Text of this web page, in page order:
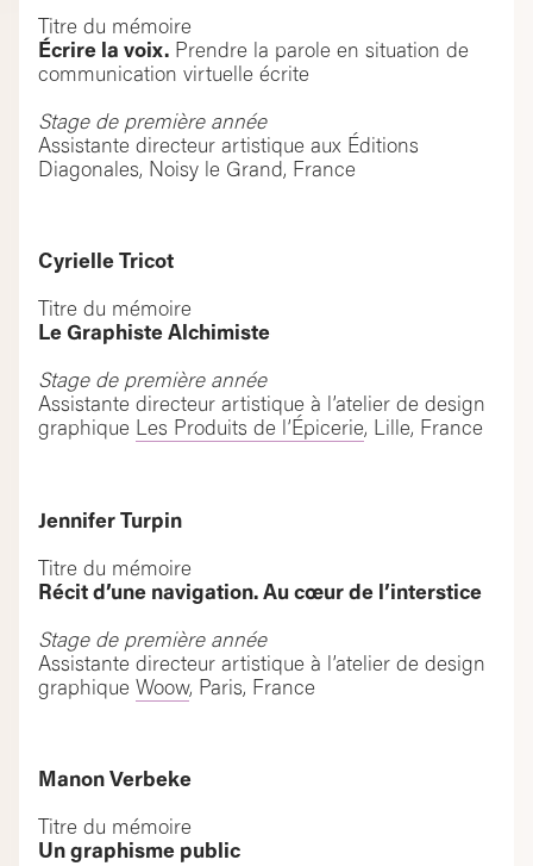
Titre du mémoire
Écrire la voix. Prendre la parole en situation de
communication virtuelle écrite
Stage de première année
Assistante directeur artistique aux Éditions
Diagonales, Noisy le Grand, France
Cyrielle Tricot
Titre du mémoire
Le Graphiste Alchimiste
Stage de première année
Assistante directeur artistique à l’atelier de design
graphique Les Produits de l’Épicerie, Lille, France
Jennifer Turpin
Titre du mémoire
Récit d’une navigation. Au cœur de l’interstice
Stage de première année
Assistante directeur artistique à l’atelier de design
graphique Woow, Paris, France
Manon Verbeke
Titre du mémoire
Un graphisme public